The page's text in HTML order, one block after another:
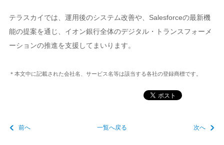
テラスカイでは、運用後のシステム改善や、Salesforceの最新機
能の提案を通じ、イオン銀行全体のデジタル・トランスフォーメ
ーションの推進を支援してまいります。
＊本文中に記載された会社名、サービス名等は該当する各社の登録商標です。
前へ 一覧へ戻る 次へ